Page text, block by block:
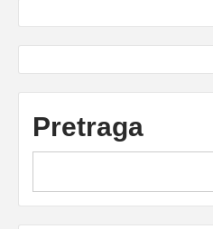
Pretraga